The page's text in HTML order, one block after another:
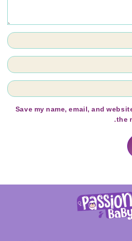
Save my name, email, and
the